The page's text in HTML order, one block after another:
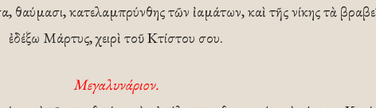
θαύμασι, κατελαμπρύνθης τῶν ἰαμάτων, καὶ τῆς νίκης τὰ
ἐδέξω Μάρτυς, χειρὶ τοῦ Κτίστου σου.
Μεγαλυνάριον.